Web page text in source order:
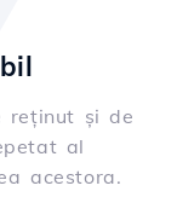
reținut și de
al
acestora.